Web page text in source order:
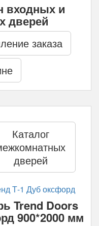
входных и
дверей
заказа
Каталог
дверей
Trend Doors
900*2000 мм